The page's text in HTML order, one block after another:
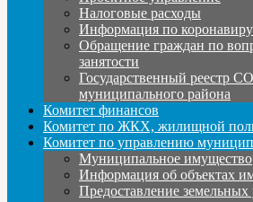
Налоговые расходы
Информация по
Обращение граждан по
занятости
Государственный реестр
муниципального района
Комитет финансов
Комитет по ЖКХ, жилищной
Комитет по управлению
Муниципальное имущество
Информация об объектах
Предоставление земельных